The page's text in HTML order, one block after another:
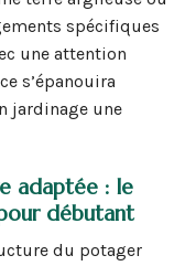
spécifiques
une attention
s’épanouira
jardinage une
adaptée : le
débutant
du potager